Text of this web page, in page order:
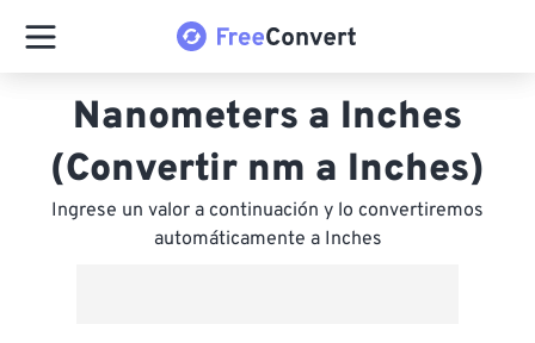
Nanometers a Inches
(Convertir nm a Inches)
Ingrese un valor a continuación y lo convertiremos
automáticamente a Inches